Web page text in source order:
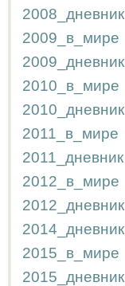
2008_дневник
2009_в_мире
2009_дневник
2010_в_мире
2010_дневник
2011_в_мире
2011_дневник
2012_в_мире
2012_дневник
2014_дневник
2015_в_мире
2015_дневник